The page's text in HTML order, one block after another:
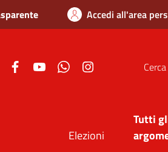
Accedi all'area
FacebookYoutube Whatsapp Cerca
Elezioni
Tutti